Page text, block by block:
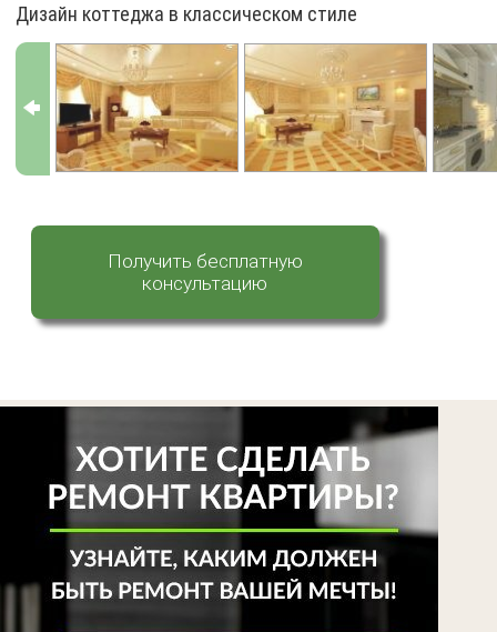
Дизайн коттеджа в классическом стиле
Получить бесплатную
консультацию